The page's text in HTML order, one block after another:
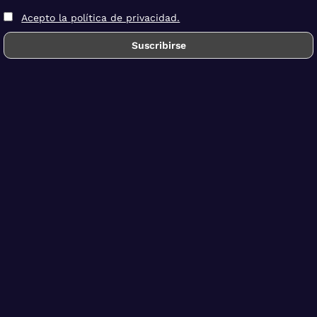
Acepto la política de privacidad.